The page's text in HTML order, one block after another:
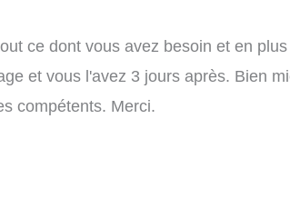
ce dont vous avez besoin et en
et vous l'avez 3 jours après. Bien
compétents. Merci.